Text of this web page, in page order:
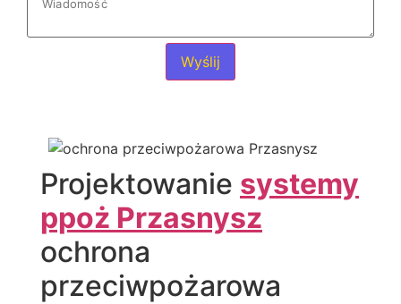
Wyślij
Projektowanie systemy
ppoż Przasnysz
ochrona
przeciwpożarowa